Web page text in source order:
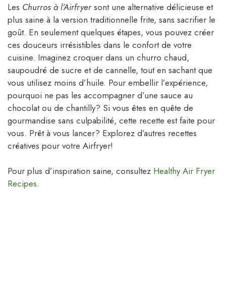
Les Churros à l’Airfryersont une alternative délicieuse et
plus saine à la version traditionnelle frite, sans sacrifier le
goût. En seulement quelques étapes, vous pouvez créer
ces douceurs irrésistibles dans le confort de votre
cuisine. Imaginez croquer dans un churro chaud,
saupoudré de sucre et de cannelle, tout en sachant que
vous utilisez moins d’huile. Pour embellir l’expérience,
pourquoi ne pas les accompagner d’une sauce au
chocolat ou de chantilly? Si vous êtes en quête de
gourmandise sans culpabilité, cette recette est faite pour
vous. Prêt à vous lancer? Explorez d’autres recettes
créatives pour votre Airfryer!
Pour plus d’inspiration saine, consultez Healthy Air Fryer
Recipes.